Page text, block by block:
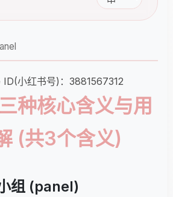
小红书号)：3881567312
种核心含义与用
(共3个含义)
组 (panel)